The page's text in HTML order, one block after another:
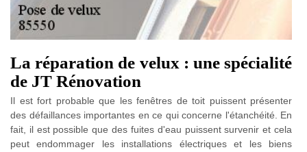
La réparation de velux : une spécialité
de JT Rénovation
Il est fort probable que les fenêtres de toit puissent présenter
des défaillances importantes en ce qui concerne l'étanchéité. En
fait, il est possible que des fuites d'eau puissent survenir et cela
peut endommager les installations électriques et les biens